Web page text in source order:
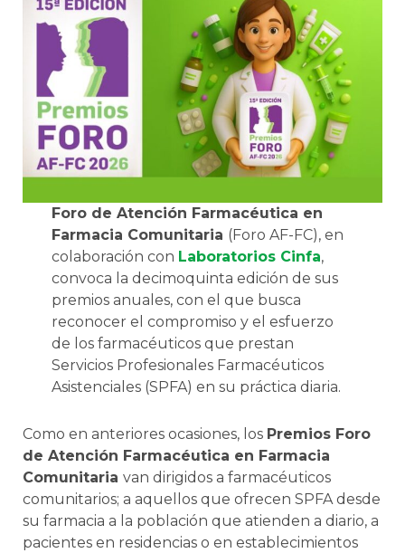
Foro de Atención Farmacéutica en
Farmacia Comunitaria (Foro AF-FC), en
colaboración con Laboratorios Cinfa,
convoca la decimoquinta edición de sus
premios anuales, con el que busca
reconocer el compromiso y el esfuerzo
de los farmacéuticos que prestan
Servicios Profesionales Farmacéuticos
Asistenciales (SPFA) en su práctica diaria.
Como en anteriores ocasiones, los Premios Foro
de Atención Farmacéutica en Farmacia
Comunitaria van dirigidos a farmacéuticos
comunitarios; a aquellos que ofrecen SPFA desde
su farmacia a la población que atienden a diario, a
pacientes en residencias o en establecimientos